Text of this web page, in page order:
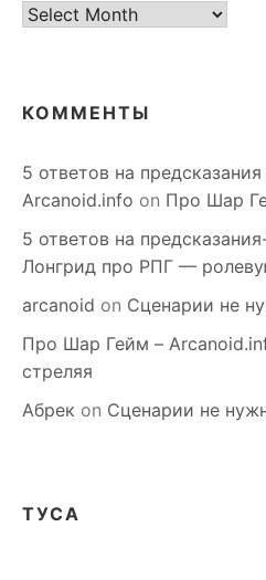
старое
КОММЕНТЫ
5 ответов на
Arcanoid.info on Про Шар
5 ответов на
Лонгрид про РПГ —
arcanoid on Сценарии не
Про Шар Гейм –
стреляя
Абрек on Сценарии не
ТУСА